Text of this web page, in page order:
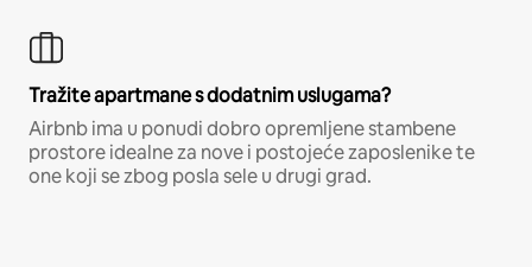
Tražite apartmane s dodatnim uslugama?
Airbnb ima u ponudi dobro opremljene stambene
prostore idealne za nove i postojeće zaposlenike te
one koji se zbog posla sele u drugi grad.